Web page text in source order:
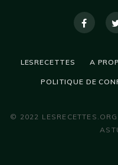
LESRECETTES A
POLITIQUE DE
© 2022